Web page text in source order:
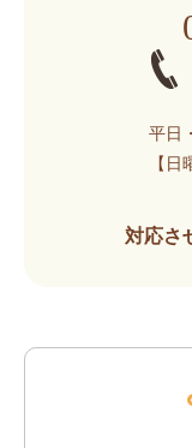
平日
【日
対応さ